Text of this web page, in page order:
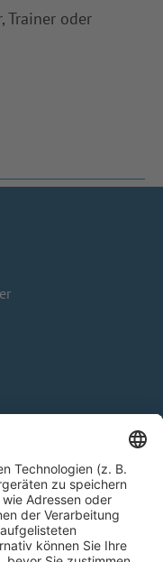
Trainer oder